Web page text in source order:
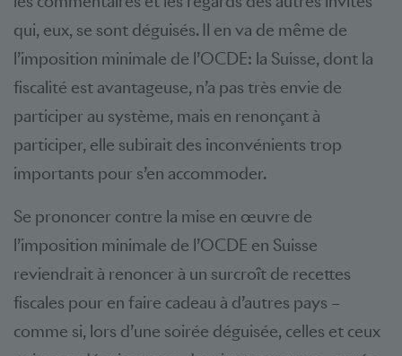
qui, eux, se sont déguisés. Il en va de même de
l’imposition minimale de l’OCDE: la Suisse, dont la
fiscalité est avantageuse, n’a pas très envie de
participer au système, mais en renonçant à
participer, elle subirait des inconvénients trop
importants pour s’en accommoder.
Se prononcer contre la mise en œuvre de
l’imposition minimale de l’OCDE en Suisse
reviendrait à renoncer à un surcroît de recettes
fiscales pour en faire cadeau à d’autres pays –
comme si, lors d’une soirée déguisée, celles et ceux